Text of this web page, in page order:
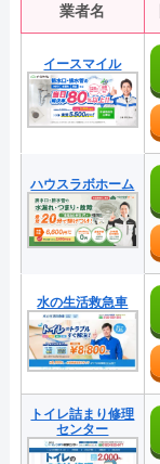
業者名
イースマイル
ハウスラボホーム
水の生活救急車
トイレ詰まり修理
センター